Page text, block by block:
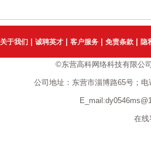
关于我们 诚聘英才 客户服务 免责条款 隐
©东营高科网络科技有限公
公司地址：东营市淄博路65号；
在线